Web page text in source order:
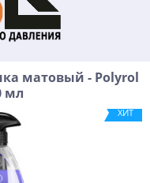
матовый - Polyrol
мл
ХИТ